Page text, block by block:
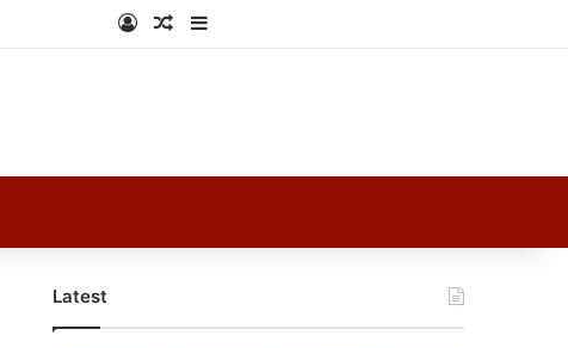
Log InRandom Article
Sidebar
Latest